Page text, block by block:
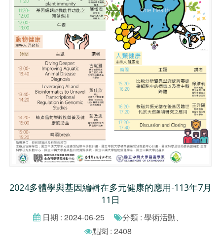
2024多體學與基因編輯在多元健康的應用-113年7月
11日
日期 : 2024-06-25
分類 : 學術活動、
點閱 : 2408